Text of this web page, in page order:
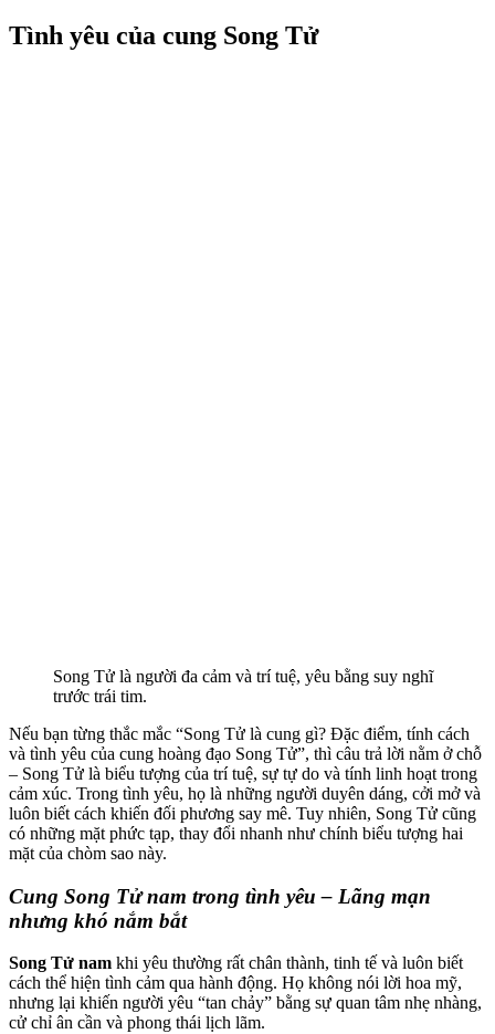
Tình yêu của cung Song Tử
Song Tử là người đa cảm và trí tuệ, yêu bằng suy nghĩ
trước trái tim.
Nếu bạn từng thắc mắc “Song Tử là cung gì? Đặc điểm, tính cách
và tình yêu của cung hoàng đạo Song Tử”, thì câu trả lời nằm ở chỗ
– Song Tử là biểu tượng của trí tuệ, sự tự do và tính linh hoạt trong
cảm xúc. Trong tình yêu, họ là những người duyên dáng, cởi mở và
luôn biết cách khiến đối phương say mê. Tuy nhiên, Song Tử cũng
có những mặt phức tạp, thay đổi nhanh như chính biểu tượng hai
mặt của chòm sao này.
Cung Song Tử nam trong tình yêu – Lãng mạn
nhưng khó nắm bắt
Song Tử nam khi yêu thường rất chân thành, tinh tế và luôn biết
cách thể hiện tình cảm qua hành động. Họ không nói lời hoa mỹ,
nhưng lại khiến người yêu “tan chảy” bằng sự quan tâm nhẹ nhàng,
cử chỉ ân cần và phong thái lịch lãm.